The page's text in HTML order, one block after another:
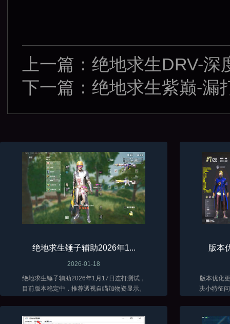
上一篇： 绝地求生DRV-深
下一篇： 绝地求生紫巅-漏
绝地求生锤子辅助2026年1...
2026-01-18
绝地求生锤子辅助2026年1月17日连打测试，
目前版本稳定中，推荐透视自瞄加物资显示。
版本
版本优化更新了 当
决小特征